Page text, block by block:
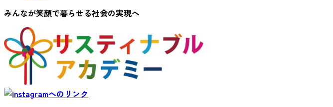
みんなが笑顔で暮らせる社会の実現へ